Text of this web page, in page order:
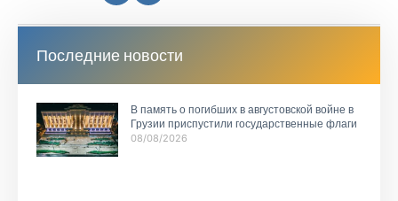
Последние новости
В память о погибших в августовской войне в
Грузии приспустили государственные флаги
08/08/2026